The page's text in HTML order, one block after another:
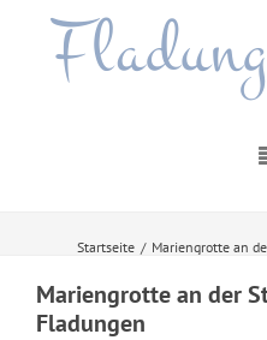
Startseite / Mariengrotte an
Mariengrotte an der
Fladungen